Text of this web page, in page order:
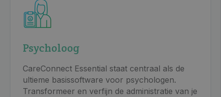
Psycholoog
CareConnect Essential staat centraal als de
ultieme basissoftware voor psychologen.
Transformeer en verfijn de administratie van je